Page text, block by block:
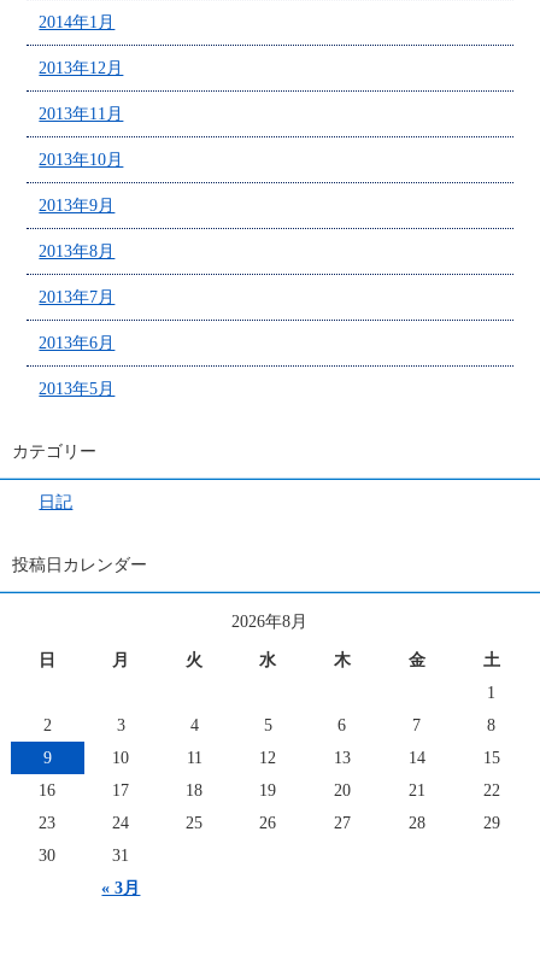
2014年1月
2013年12月
2013年11月
2013年10月
2013年9月
2013年8月
2013年7月
2013年6月
2013年5月
カテゴリー
日記
投稿日カレンダー
2026年8月
日 月 火 水 木 金 土
« 3月
1
2
3 4 5 6 7
8
9
10 11 12 13 14
15
16
17 18 19 20 21
22
23
24 25 26 27 28
29
30
31